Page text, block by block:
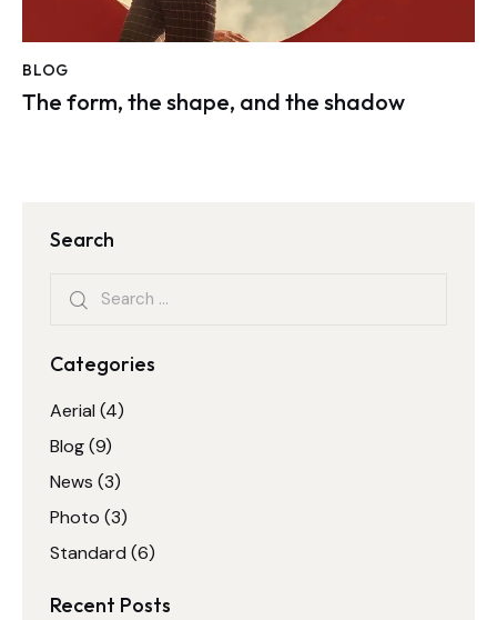
BLOG
The form, the shape, and the shadow
Search
Categories
Aerial (4)
Blog(9)
News (3)
Photo (3)
Standard (6)
Recent Posts